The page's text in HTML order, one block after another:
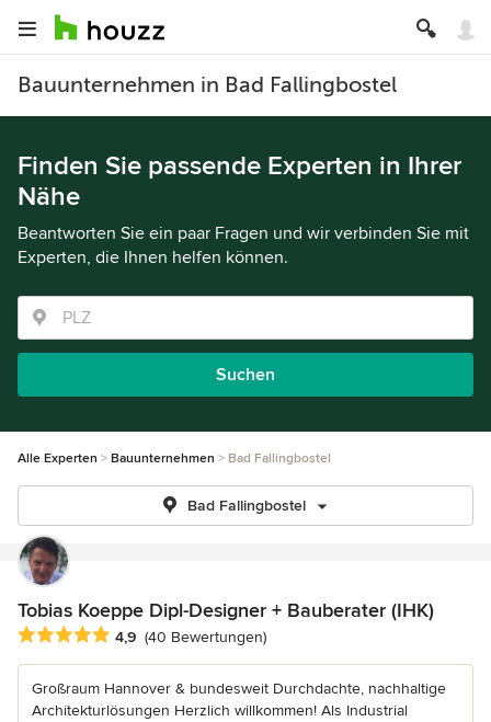
Bauunternehmen in Bad Fallingbostel
Finden Sie passende Experten in Ihrer
Nähe
Beantworten Sie ein paar Fragen und wir verbinden Sie mit
Experten, die Ihnen helfen können.
Suchen
Alle Experten Bauunternehmen Bad Fallingbostel
Bad Fallingbostel
Tobias Koeppe Dipl-Designer + Bauberater (IHK)
Durchschnittliche Bewertung: 4.9 von 5 Sternen
4,9 (40 Bewertungen)
Großraum Hannover & bundesweit Durchdachte, nachhaltige
Architekturlösungen Herzlich willkommen! Als Industrial